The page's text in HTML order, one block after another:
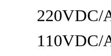
220VDC/
110VDC/